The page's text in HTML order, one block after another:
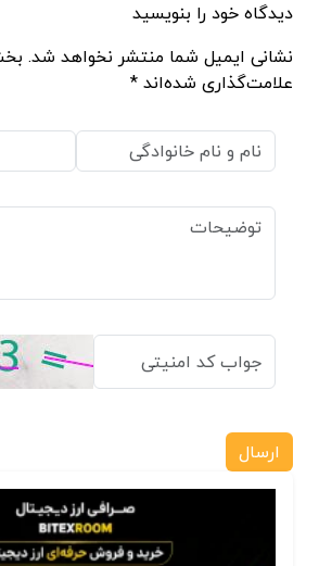
دیدگاه خود را بنویسید
نشانی ایمیل شما منتشر نخواهد شد.
علامت‌گذاری شده‌اند *
ارسال